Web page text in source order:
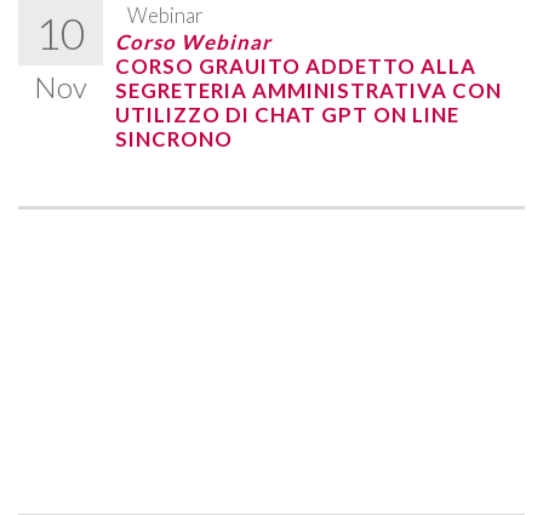
10
Nov
Webinar
Corso Webinar
CORSO GRAUITO ADDETTO ALLA
SEGRETERIA AMMINISTRATIVA CON
UTILIZZO DI CHAT GPT ON LINE
SINCRONO